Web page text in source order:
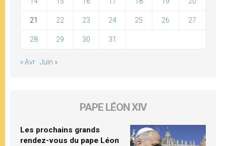
21 22 23 24 25 26 27
28 29 30 31
« Avr Juin »
PAPE LÉON XIV
Les prochains grands
rendez-vous du pape Léon